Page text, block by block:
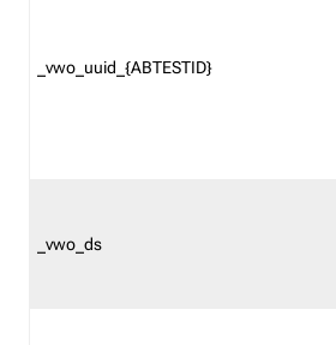
_vwo_uuid_{ABTESTID}
_vwo_ds